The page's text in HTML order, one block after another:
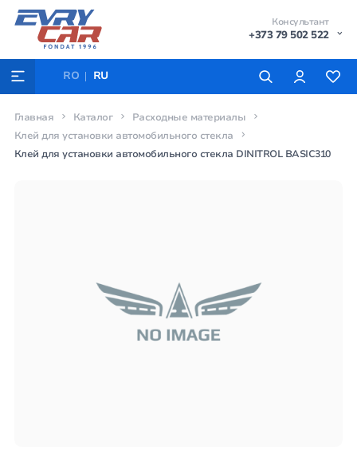
Консультант
+373 79 502 522
RO RU
Главная Каталог
Расходные материалы
Клей для установки автомобильного стекла
Клей для установки автомобильного стекла DINITROL BASIC310